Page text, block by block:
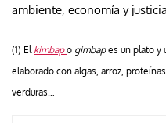
ambiente, economía y
(1) El kimbap o gimbapes un plato y
elaborado con algas, arroz,
verduras…